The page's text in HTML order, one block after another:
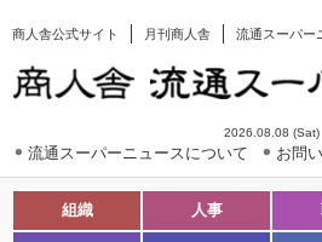
商人舎公式サイト 月刊商人舎 流通スーパー
2026.08.08 (Sat)
流通スーパーニュースについて お問
組織 人事